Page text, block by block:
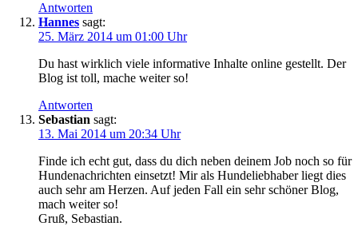
Antworten
Hannes sagt:
25. März 2014 um 01:00 Uhr
Du hast wirklich viele informative Inhalte online gestellt. Der
Blog ist toll, mache weiter so!
Antworten
Sebastian sagt:
13. Mai 2014 um 20:34 Uhr
Finde ich echt gut, dass du dich neben deinem Job noch so für
Hundenachrichten einsetzt! Mir als Hundeliebhaber liegt dies
auch sehr am Herzen. Auf jeden Fall ein sehr schöner Blog,
mach weiter so!
Gruß, Sebastian.